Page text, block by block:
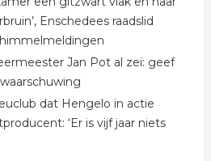
Enschedees raadslid
Jan Pot al zei: geef
dat Hengelo in actie
‘Er is vijf jaar niets